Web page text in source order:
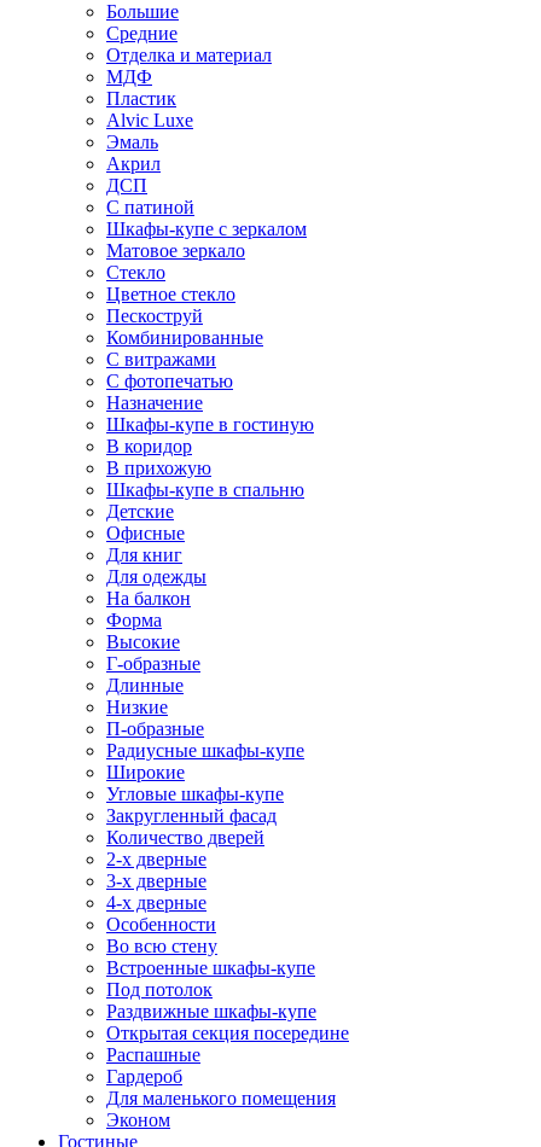
Большие
Средние
Отделка и материал
МДФ
Пластик
Alvic Luxe
Эмаль
Акрил
ДСП
С патиной
Шкафы-купе с зеркалом
Матовое зеркало
Стекло
Цветное стекло
Пескоструй
Комбинированные
С витражами
С фотопечатью
Назначение
Шкафы-купе в гостиную
В коридор
В прихожую
Шкафы-купе в спальню
Детские
Офисные
Для книг
Для одежды
На балкон
Форма
Высокие
Г-образные
Длинные
Низкие
П-образные
Радиусные шкафы-купе
Широкие
Угловые шкафы-купе
Закругленный фасад
Количество дверей
2-х дверные
3-х дверные
4-х дверные
Особенности
Во всю стену
Встроенные шкафы-купе
Под потолок
Раздвижные шкафы-купе
Открытая секция посередине
Распашные
Гардероб
Для маленького помещения
Эконом
Гостиные